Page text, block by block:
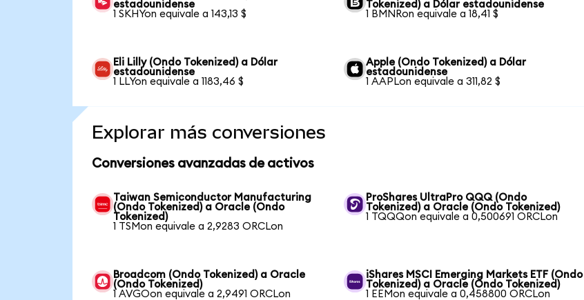
estadounidense
1 SKHYon equivale a 143,13 $
Tokenized) a Dólar estadounidense
1 BMNRon equivale a 18,41 $
Eli Lilly (Ondo Tokenized) a Dólar
estadounidense
1 LLYon equivale a 1183,46 $
Apple (Ondo Tokenized) a Dólar
estadounidense
1 AAPLon equivale a 311,82 $
Explorar más conversiones
Conversiones avanzadas de activos
Taiwan Semiconductor Manufacturing
(Ondo Tokenized) a Oracle (Ondo
Tokenized)
1 TSMon equivale a 2,9283 ORCLon
ProShares UltraPro QQQ (Ondo
Tokenized) a Oracle (Ondo Tokenized)
1 TQQQon equivale a 0,500691 ORCLon
Broadcom (Ondo Tokenized) a Oracle
(Ondo Tokenized)
1 AVGOon equivale a 2,9491 ORCLon
iShares MSCI Emerging Markets ETF (Ondo
Tokenized) a Oracle (Ondo Tokenized)
1 EEMon equivale a 0,458800 ORCLon